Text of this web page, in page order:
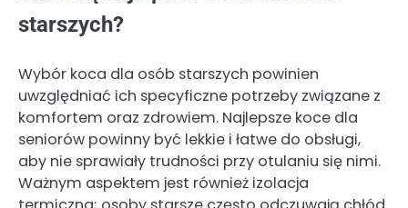
starszych?
Wybór koca dla osób starszych powinien
uwzględniać ich specyficzne potrzeby związane z
komfortem oraz zdrowiem. Najlepsze koce dla
seniorów powinny być lekkie i łatwe do obsługi,
aby nie sprawiały trudności przy otulaniu się nimi.
Ważnym aspektem jest również izolacja